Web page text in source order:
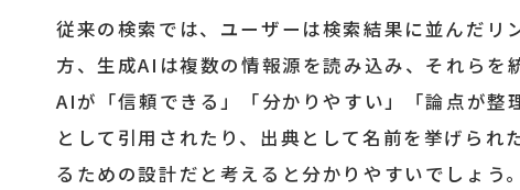
従来の検索では、ユーザーは検索結果に並んだ
方、生成AIは複数の情報源を読み込み、それらを
AIが「信頼できる」「分かりやすい」「論点が
として引用されたり、出典として名前を挙げら
るための設計だと考えると分かりやすいでしょう。